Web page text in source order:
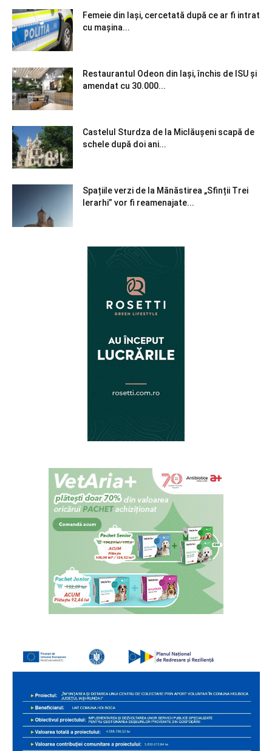
Femeie din Iași, cercetată după ce ar fi intrat
cu mașina...
Restaurantul Odeon din Iași, închis de ISU și
amendat cu 30.000...
Castelul Sturdza de la Miclăușeni scapă de
schele după doi ani...
Spațiile verzi de la Mănăstirea „Sfinții Trei
Ierarhi” vor fi reamenajate...